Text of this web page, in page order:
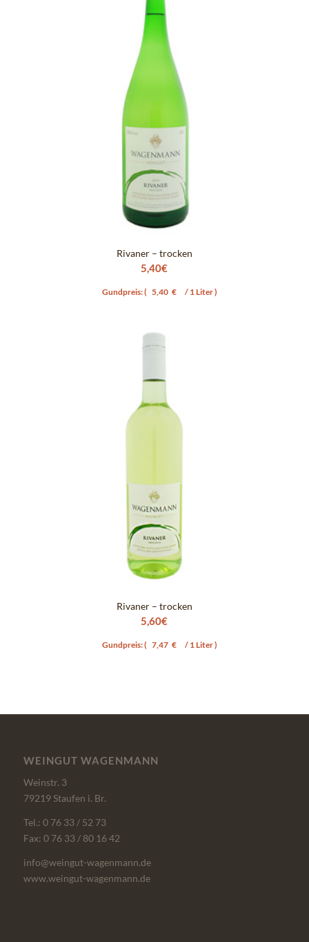
Rivaner – trocken
5,40€
Gundpreis: ( 5,40 € / 1 Liter )
Rivaner – trocken
5,60€
Gundpreis: ( 7,47 € / 1 Liter )
WEINGUT WAGENMANN
Weinstr. 3
79219 Staufen i. Br.
Tel.: 0 76 33 / 52 73
Fax: 0 76 33 / 80 16 42
info@weingut-wagenmann.de
www.weingut-wagenmann.de